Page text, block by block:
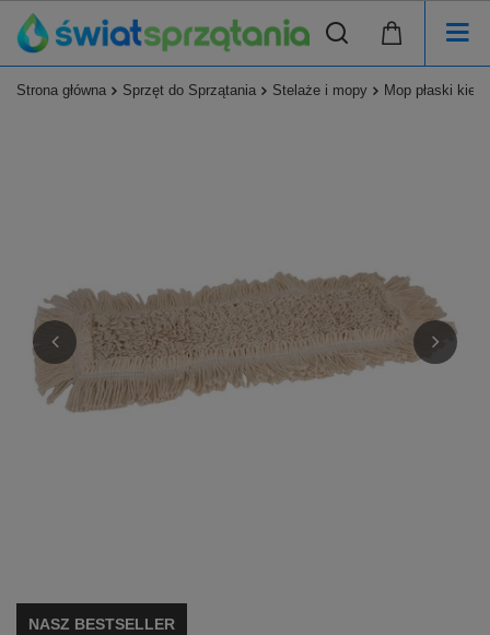
Strona główna Sprzęt do Sprzątania Stelaże i mopy Mop płaski
NASZ BESTSELLER